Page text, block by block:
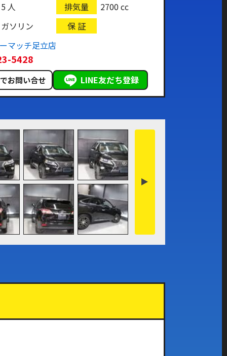
プ
5 人
排気量
2700 cc
ガソリン
保 証
マッチ足立店
5428
お問い合せ LINE友だち登録